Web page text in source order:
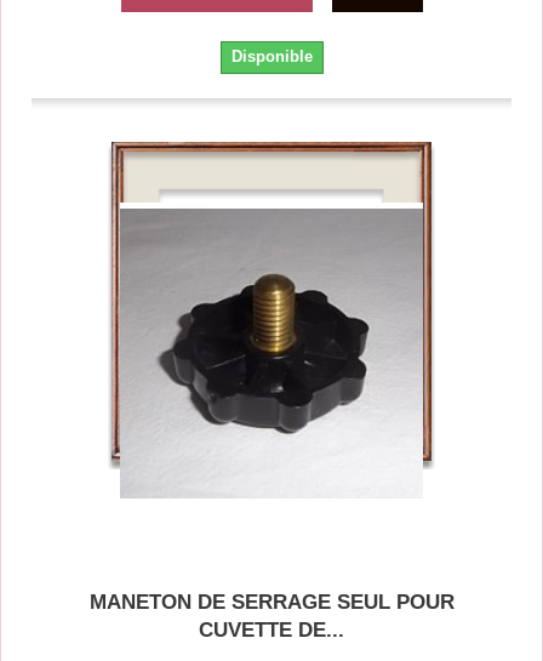
Disponible
MANETON DE SERRAGE SEUL POUR
CUVETTE DE...